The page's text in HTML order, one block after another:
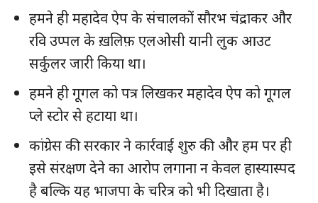
हमने ही महादेव ऐप के संचालकों सौरभ चंद्राकर और
रवि उप्पल के ख़लिफ़ एलओसी यानी लुक आउट
सर्कुलर जारी किया था।
हमने ही गूगल को पत्र लिखकर महादेव ऐप को गूगल
प्ले स्टोर से हटाया था।
कांग्रेस की सरकार ने कार्रवाई शुरु की और हम पर ही
इसे संरक्षण देने का आरोप लगाना न केवल हास्यास्पद
है बल्कि यह भाजपा के चरित्र को भी दिखाता है।